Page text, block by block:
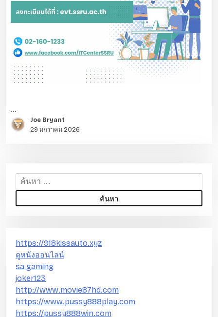
…
Joe Bryant
29 มกราคม 2026
น
รั
บ
:
https://918kissauto.xyz
ดูหนังออนไลน์
sa gaming
joker123
http://www.movie87hd.com
https://www.pussy888play.com
https://pussy888win.com